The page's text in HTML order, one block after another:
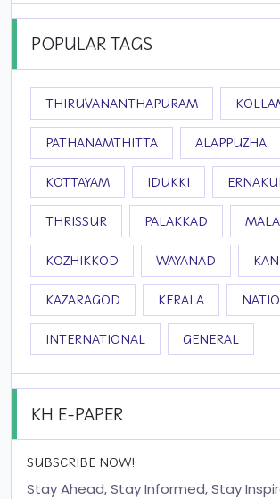
POPULAR TAGS
THIRUVANANTHAPURAM
PATHANAMTHITTA ALAPPUZHA
KOTTAYAM IDUKKI
THRISSUR PALAKKAD
KOZHIKKOD WAYANAD
KAZARAGOD KERALA
INTERNATIONAL GENERAL
KH E-PAPER
SUBSCRIBE NOW!
Stay Ahead, Stay Informed, Stay